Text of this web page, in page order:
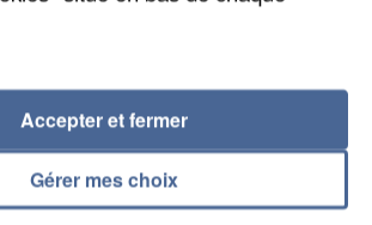
Gérer mes choix
Accepter et fermer